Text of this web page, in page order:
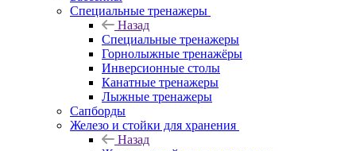
Специальные тренажеры
Назад
Специальные тренажеры
Горнолыжные тренажёры
Инверсионные столы
Канатные тренажеры
Лыжные тренажеры
Сапборды
Железо и стойки для хранения
Назад